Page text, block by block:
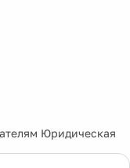
Юридическая